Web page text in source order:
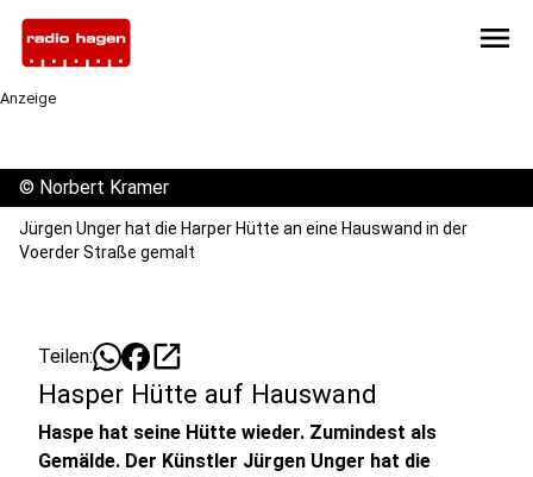
menu
Anzeige
© Norbert Kramer
Jürgen Unger hat die Harper Hütte an eine Hauswand in der
Voerder Straße gemalt
Teilen: open_in_new
Hasper Hütte auf Hauswand
Haspe hat seine Hütte wieder. Zumindest als
Gemälde. Der Künstler Jürgen Unger hat die